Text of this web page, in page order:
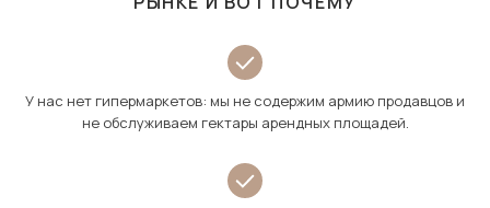
У нас нет гипермаркетов: мы не содержим армию продавцов и
не обслуживаем гектары арендных площадей.